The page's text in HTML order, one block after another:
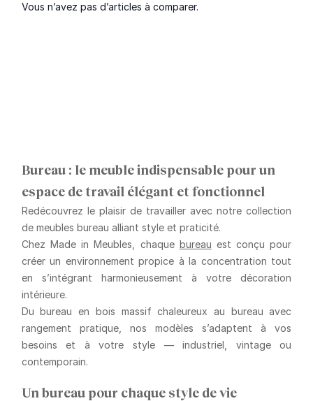
Vous n’avez pas d’articles à comparer.
Bureau : le meuble indispensable pour un
espace de travail élégant et fonctionnel
Redécouvrez le plaisir de travailler avec notre collection
de meubles bureau alliant style et praticité.
Chez Made in Meubles, chaque bureau est conçu pour
créer un environnement propice à la concentration tout
en s’intégrant harmonieusement à votre décoration
intérieure.
Dubureau en bois massifchaleureux au bureau avec
rangement pratique, nos modèles s’adaptent à vos
besoins et à votre style — industriel, vintage ou
contemporain.
Un bureau pour chaque style de vie